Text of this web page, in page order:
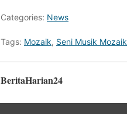
Categories: News
Tags: Mozaik, Seni Musik Mozaik
BeritaHarian24